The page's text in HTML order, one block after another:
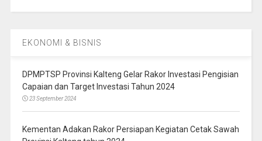
EKONOMI & BISNIS
DPMPTSP Provinsi Kalteng Gelar Rakor Investasi Pengisian
Capaian dan Target Investasi Tahun 2024
23 September 2024
Kementan Adakan Rakor Persiapan Kegiatan Cetak Sawah